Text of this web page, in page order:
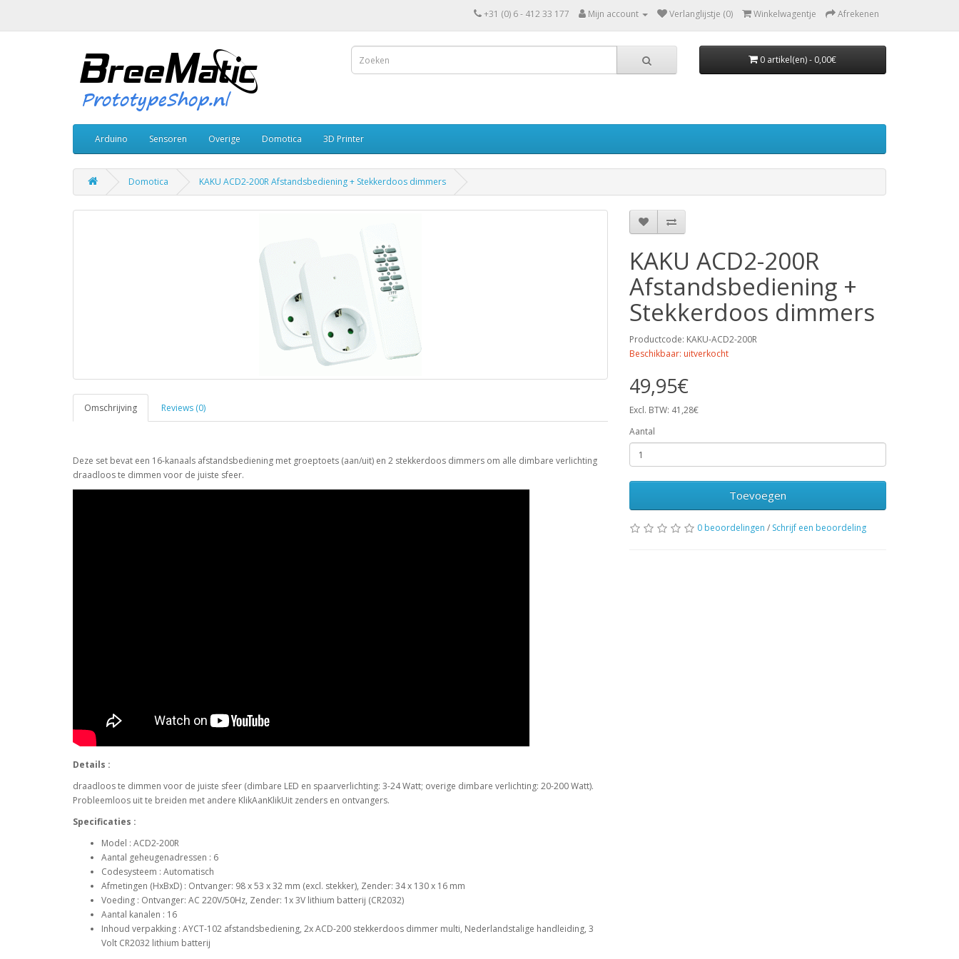
+31 (0) 6 - 412 33 177 Mijn account Verlanglijstje (0) Winkelwagentje Afrekenen
0 artikel(en) - 0,00€
Arduino Sensoren Overige Domotica 3D Printer
Domotica KAKU ACD2-200R Afstandsbediening + Stekkerdoos dimmers
Omschrijving Reviews (0)
Deze set bevat een 16-kanaals afstandsbediening met groeptoets (aan/uit) en 2 stekkerdoos dimmers om alle dimbare verlichting
draadloos te dimmen voor de juiste sfeer.
Details :
draadloos te dimmen voor de juiste sfeer (dimbare LED en spaarverlichting: 3-24 Watt; overige dimbare verlichting: 20-200 Watt).
Probleemloos uit te breiden met andere KlikAanKlikUit zenders en ontvangers.
Specificaties :
Model : ACD2-200R
Aantal geheugenadressen : 6
Codesysteem : Automatisch
Afmetingen (HxBxD) : Ontvanger: 98 x 53 x 32 mm (excl. stekker), Zender: 34 x 130 x 16 mm
Voeding : Ontvanger: AC 220V/50Hz, Zender: 1x 3V lithium batterij (CR2032)
Aantal kanalen : 16
Inhoud verpakking : AYCT-102 afstandsbediening, 2x ACD-200 stekkerdoos dimmer multi, Nederlandstalige handleiding, 3
Volt CR2032 lithium batterij
KAKU ACD2-200R
Afstandsbediening +
Stekkerdoos dimmers
Productcode: KAKU-ACD2-200R
Beschikbaar: uitverkocht
49,95€
Excl. BTW: 41,28€
Aantal
Toevoegen
0 beoordelingen / Schrijf een beoordeling